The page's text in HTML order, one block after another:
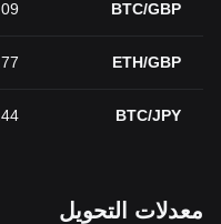
BTC/GBP
ETH/GBP
BTC/JPY
معدلات التحويل